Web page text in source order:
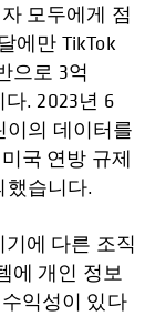
모두에게 점
에만 TikTok
으로 3억
. 2023년 6
이의 데이터를
국 연방 규제
했습니다.
에 다른 조직
에 개인 정보
익성이 있다